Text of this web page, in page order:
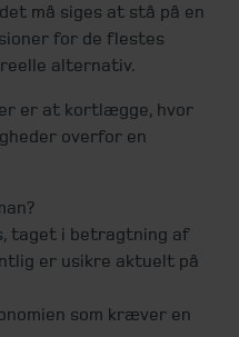
må siges at stå på en
for de flestes
alternativ.
er at kortlægge, hvor
overfor en
taget i betragtning af
er usikre aktuelt på
som kræver en